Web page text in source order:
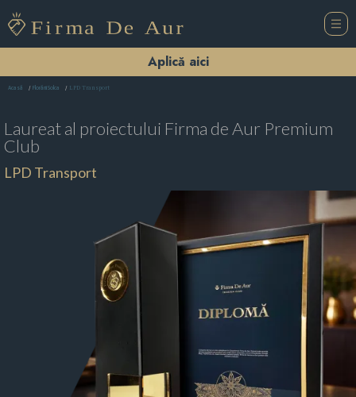
Aplică aici
Acasă Florării Solca LPD Transport
Laureat al proiectului Firma de Aur Premium
Club
LPD Transport